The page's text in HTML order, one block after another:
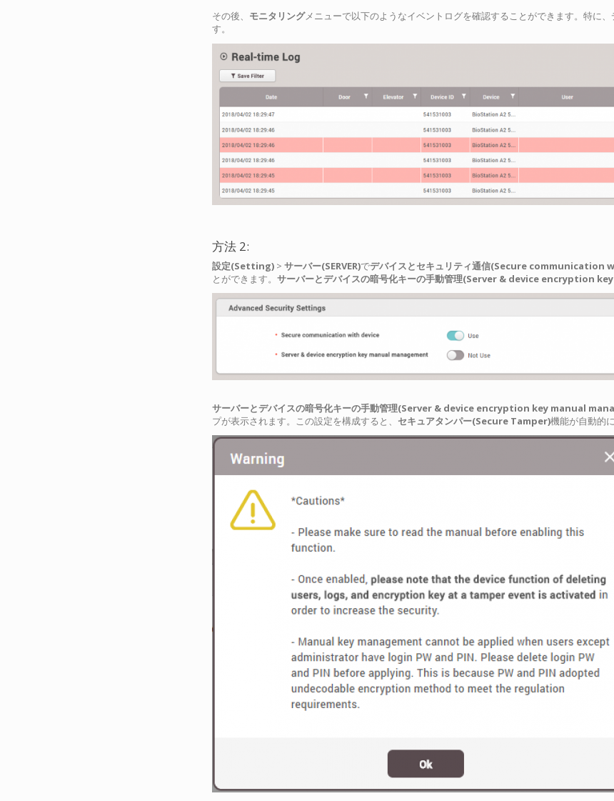
その後、 モニタリングメニューで以下のようなイベントログを確認することができます。特に
す。
方法 2:
設定(Setting) > サーバー(SERVER)でデバイスとセキュリティ通信(Secure communication
とができます。 サーバーとデバイスの暗号化キーの手動管理(Server & device encryption
サーバーとデバイスの暗号化キーの手動管理(Server & device encryption key manual
プが表示されます。この設定を構成すると、 セキュアタンパー(Secure Tamper)機能が自動的